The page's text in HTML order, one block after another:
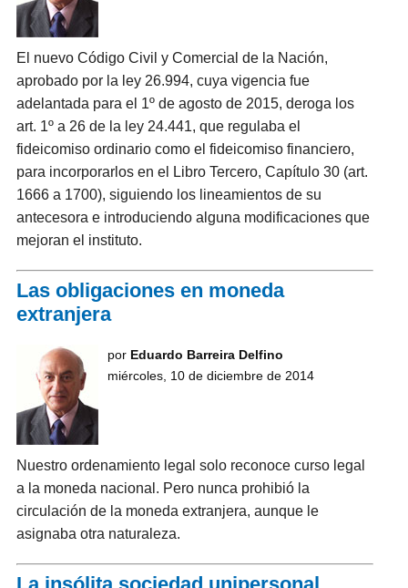
El nuevo Código Civil y Comercial de la Nación,
aprobado por la ley 26.994, cuya vigencia fue
adelantada para el 1º de agosto de 2015, deroga los
art. 1º a 26 de la ley 24.441, que regulaba el
fideicomiso ordinario como el fideicomiso financiero,
para incorporarlos en el Libro Tercero, Capítulo 30 (art.
1666 a 1700), siguiendo los lineamientos de su
antecesora e introduciendo alguna modificaciones que
mejoran el instituto.
Las obligaciones en moneda
extranjera
por Eduardo Barreira Delfino
miércoles, 10 de diciembre de 2014
Nuestro ordenamiento legal solo reconoce curso legal
a la moneda nacional. Pero nunca prohibió la
circulación de la moneda extranjera, aunque le
asignaba otra naturaleza.